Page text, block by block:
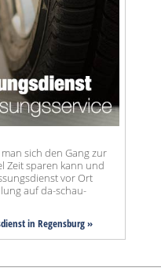
sich den Gang zur
Zeit sparen kann und
vor Ort
auf da-schau-
in Regensburg »